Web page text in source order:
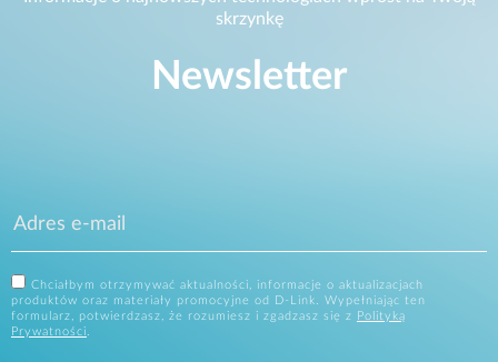
skrzynkę
Newsletter
Chciałbym otrzymywać aktualności, informacje o aktualizacjach
produktów oraz materiały promocyjne od D-Link. Wypełniając ten
formularz, potwierdzasz, że rozumiesz i zgadzasz się z
Polityką
Prywatności.